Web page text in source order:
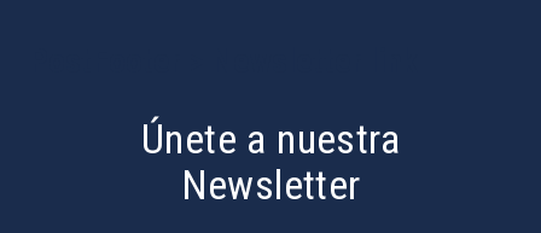
Únete a nuestra
Newsletter